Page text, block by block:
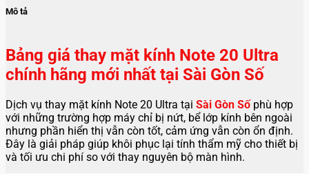
Mô tả
Bảng giá thay mặt kính Note 20 Ultra
chính hãng mới nhất tại Sài Gòn Số
Dịch vụ thay mặt kính Note 20 Ultra tại Sài Gòn Sốphù hợp
với những trường hợp máy chỉ bị nứt, bể lớp kính bên ngoài
nhưng phần hiển thị vẫn còn tốt, cảm ứng vẫn còn ổn định.
Đây là giải pháp giúp khôi phục lại tính thẩm mỹ cho thiết bị
và tối ưu chi phí so với thay nguyên bộ màn hình.